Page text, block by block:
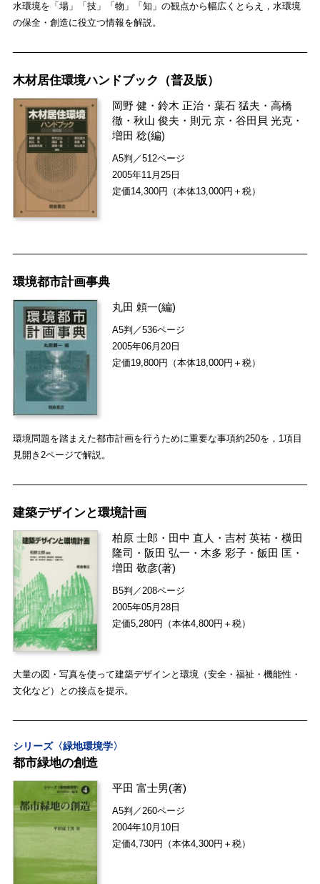
水環境を「場」「技」「物」「知」の観点から幅広くとらえ，水環境
の保全・創造に役立つ情報を解説。
木材居住環境ハンドブック（普及版）
岡野 健 ・鈴木 正治 ・葉石 猛夫 ・高橋
徹 ・秋山 俊夫 ・ 則元 京 ・谷田貝 光克 ・
増田 稔(編)
A5判／512ページ
2005年11月25日
定価14,300円（本体13,000円＋税）
環境都市計画事典
丸田 頼一(編)
A5判／536ページ
2005年06月20日
定価19,800円（本体18,000円＋税）
環境問題を踏まえた都市計画を行うために重要な事項約250を，1項目
見開き2ページで解説。
建築デザインと環境計画
柏原 士郎 ・ 田中 直人 ・吉村 英祐 ・横田
隆司 ・ 阪田 弘一 ・ 木多 彩子 ・飯田 匡 ・
増田 敬彦(著)
B5判／208ページ
2005年05月28日
定価5,280円（本体4,800円＋税）
大量の図・写真を使って建築デザインと環境（安全・福祉・機能性・
文化など）との接点を提示。
シリーズ〈緑地環境学〉
都市緑地の創造
平田 富士男(著)
A5判／260ページ
2004年10月10日
定価4,730円（本体4,300円＋税）